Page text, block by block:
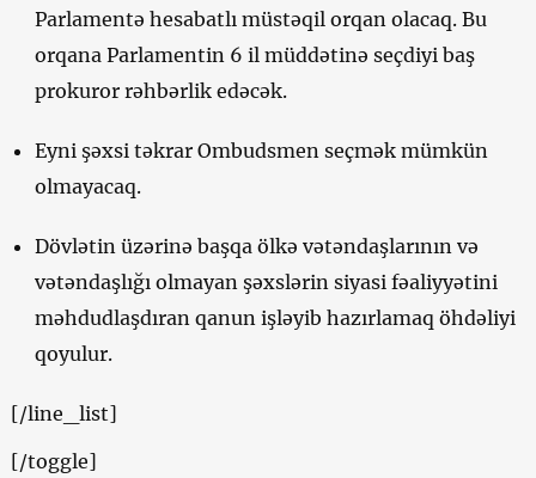
Parlamentə hesabatlı müstəqil orqan olacaq. Bu
orqana Parlamentin 6 il müddətinə seçdiyi baş
prokuror rəhbərlik edəcək.
Eyni şəxsi təkrar Ombudsmen seçmək mümkün
olmayacaq.
Dövlətin üzərinə başqa ölkə vətəndaşlarının və
vətəndaşlığı olmayan şəxslərin siyasi fəaliyyətini
məhdudlaşdıran qanun işləyib hazırlamaq öhdəliyi
qoyulur.
[/line_list]
[/toggle]